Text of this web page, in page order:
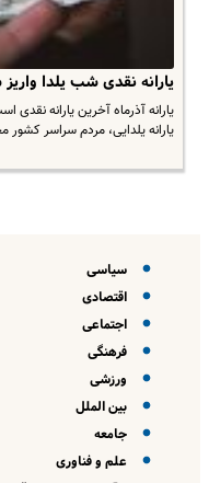
یارانه نقدی شب یلدا
یارانه آذرماه آخرین یارانه
یارانه یلدایی، مردم سراسر کشور
سیاسی
اقتصادی
اجتماعی
فرهنگی
ورزشی
بین الملل
جامعه
علم و فناوری